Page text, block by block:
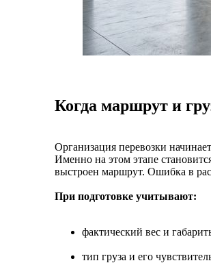
Когда маршрут и
Организация перевозки
Именно на этом этапе
выстроен маршрут. Ошибка в
При подготовке учитывают:
фактический вес и
тип груза и его